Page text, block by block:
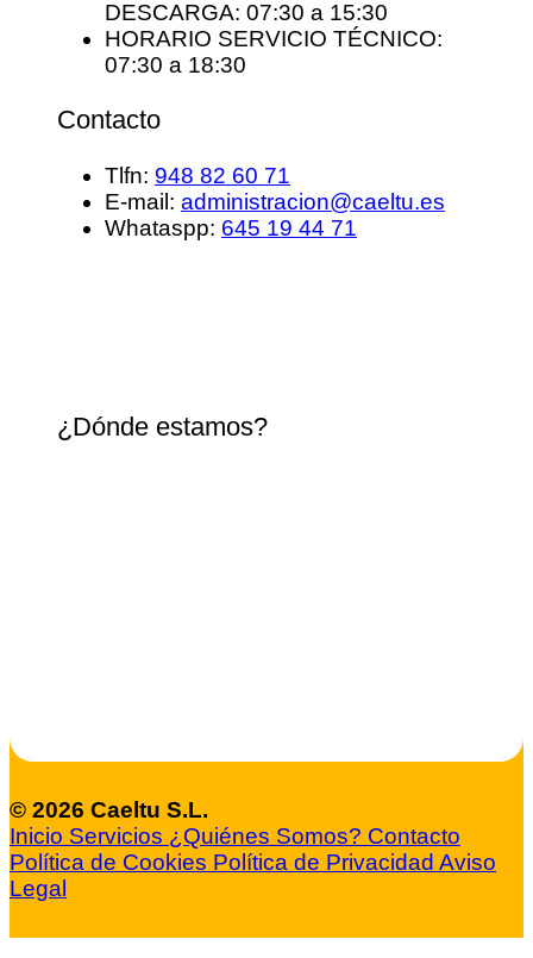
DESCARGA: 07:30 a 15:30
HORARIO SERVICIO TÉCNICO:
07:30 a 18:30
Contacto
Tlfn: 948 82 60 71
E-mail: administracion@caeltu.es
Whataspp: 645 19 44 71
¿Dónde estamos?
© 2026 Caeltu S.L.
Inicio Servicios ¿Quiénes Somos? Contacto
Política de Cookies Política de Privacidad Aviso
Legal